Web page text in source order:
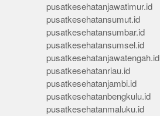
pusatkesehatanjawatimur.id
pusatkesehatansumut.id
pusatkesehatansumbar.id
pusatkesehatansumsel.id
pusatkesehatanjawatengah.id
pusatkesehatanriau.id
pusatkesehatanjambi.id
pusatkesehatanbengkulu.id
pusatkesehatanmaluku.id